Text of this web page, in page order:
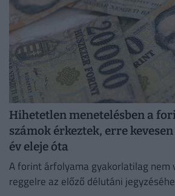
Hihetetlen menetelésben a
számok érkeztek, erre
év eleje óta
A forint árfolyama gyakorlatilag
reggelre az előző délutáni